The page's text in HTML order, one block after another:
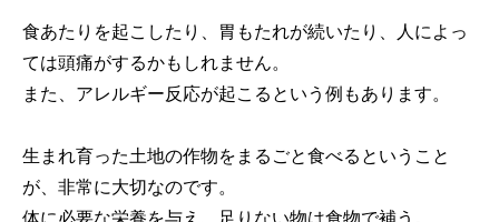
食あたりを起こしたり、胃もたれが続いたり、人によっ
ては頭痛がするかもしれません。
また、アレルギー反応が起こるという例もあります。
生まれ育った土地の作物をまるごと食べるということ
が、非常に大切なのです。